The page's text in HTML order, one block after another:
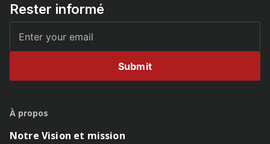
Rester informé
Submit
À propos
Notre Vision et mission